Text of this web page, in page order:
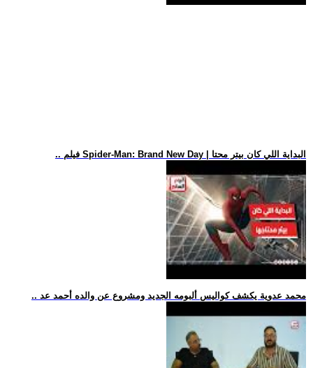
.. فيلم Spider-Man: Brand New Day | البداية اللي كان بيتر محتا
.. محمد عدوية يكشف كواليس ألبومه الجديد ومشروع عن والده أحمد عد